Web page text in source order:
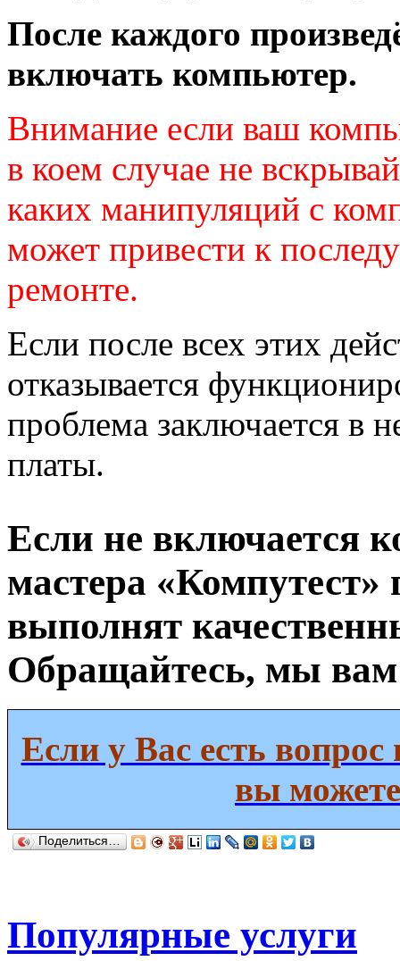
После каждого
включать компьютер.
Внимание если ваш
в коем случае не
каких манипуляций с
может привести к
ремонте.
Если после всех этих
отказывается
проблема заключается в
платы.
Если не включается
мастера «Компутест»
выполнят
Обращайтесь, мы
Если у Вас есть вопрос
вы
Поделиться…
Популярные услуги